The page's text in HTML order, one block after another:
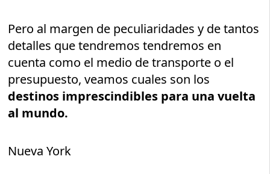
Pero al margen de peculiaridades y de tantos
detalles que tendremos tendremos en
cuenta como el medio de transporte o el
presupuesto, veamos cuales son los
destinos imprescindibles para una vuelta
al mundo.
Nueva York